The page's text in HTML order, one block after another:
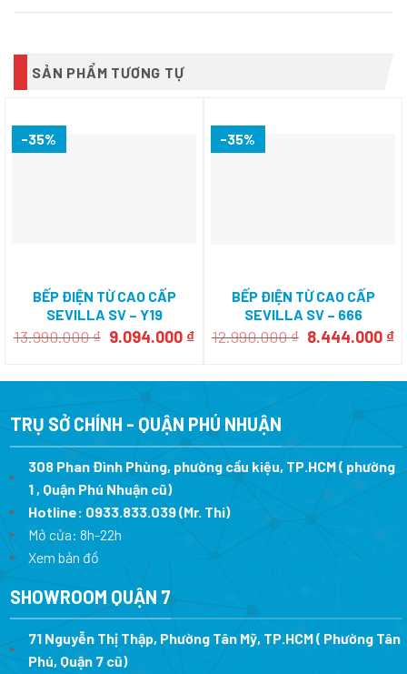
SẢN PHẨM TƯƠNG TỰ
-35%
BẾP ĐIỆN TỪ CAO CẤP
SEVILLA SV – Y19
13.990.000₫ Giá
13.990.000 ₫.
9.094.000 ₫Giá
là:
-35%
BẾP ĐIỆN TỪ CAO CẤP
SEVILLA SV – 666
12.990.000₫ Giá
12.990.000 ₫.
8.444.000 ₫
TRỤ SỞ CHÍNH - QUẬN PHÚ NHUẬN
308 Phan Đình Phùng, phường cầu kiệu, TP.HCM ( phường
1 , Quận Phú Nhuận cũ)
Hotline: 0933.833.039(Mr. Thi)
Mở cửa: 8h-22h
Xem bản đồ
SHOWROOM QUẬN 7
71 Nguyễn Thị Thập, Phường Tân Mỹ, TP.HCM ( Phường Tân
Phú, Quận 7 cũ)